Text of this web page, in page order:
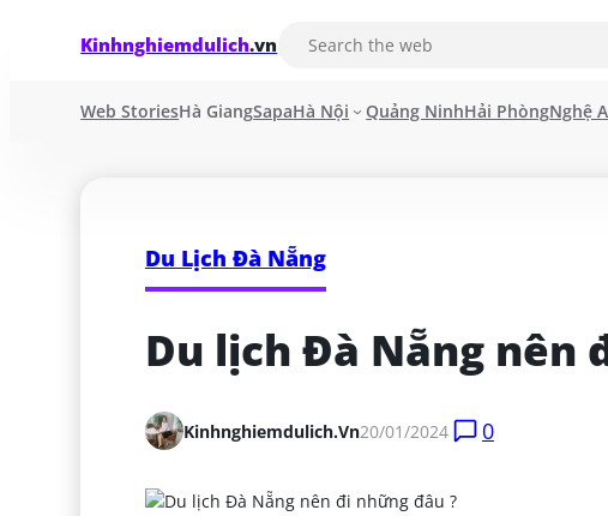
Kinhnghiemdulich.vn
Web StoriesHà GiangSapaHà Nội Quảng NinhHải PhòngNghệ
Du Lịch Đà Nẵng
Du lịch Đà Nẵng nên
Kinhnghiemdulich.vn20/01/2024 0